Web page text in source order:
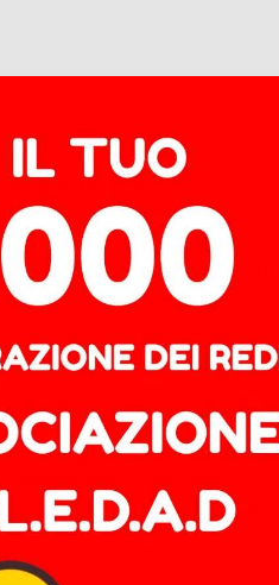
in Consiglio
l’esperienza elettorale
e sebbene
di grande
profonda sfiducia.
serva a niente. E mi